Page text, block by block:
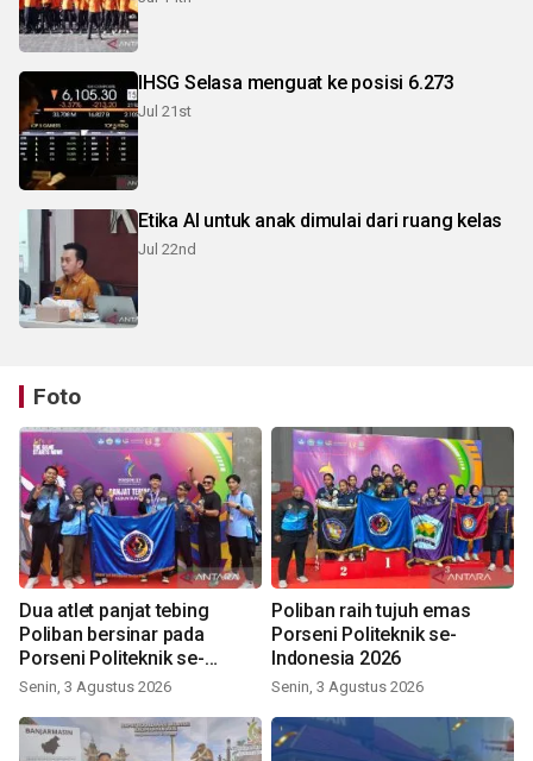
IHSG Selasa menguat ke posisi 6.273
Jul 21st
Etika AI untuk anak dimulai dari ruang kelas
Jul 22nd
Foto
Dua atlet panjat tebing
Poliban bersinar pada
Porseni Politeknik se-
Indonesia 2026
Senin, 3 Agustus 2026
Poliban raih tujuh emas
Porseni Politeknik se-
Indonesia 2026
Senin, 3 Agustus 2026